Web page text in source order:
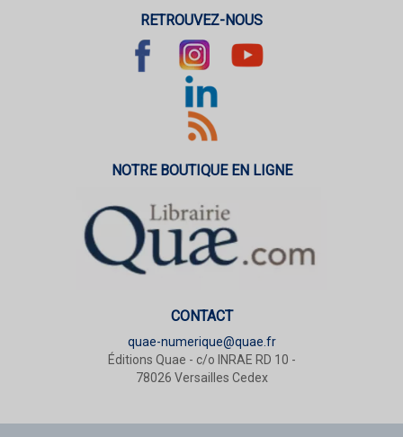
RETROUVEZ-NOUS
NOTRE BOUTIQUE EN LIGNE
CONTACT
quae-numerique@quae.fr
Éditions Quae - c/o INRAE RD 10 -
78026 Versailles Cedex